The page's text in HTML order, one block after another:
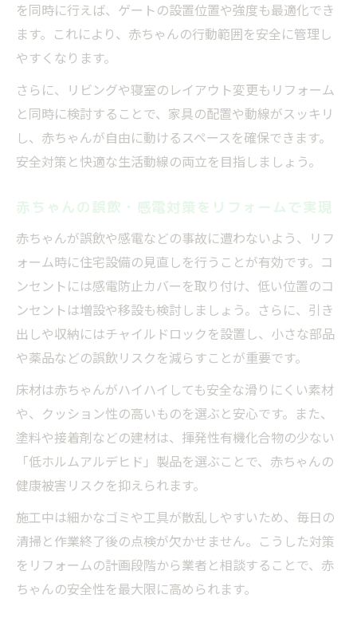
を同時に行えば、ゲートの設置位置や強度も最適化でき
ます。これにより、赤ちゃんの行動範囲を安全に管理し
やすくなります。
さらに、リビングや寝室のレイアウト変更もリフォーム
と同時に検討することで、家具の配置や動線がスッキリ
し、赤ちゃんが自由に動けるスペースを確保できます。
安全対策と快適な生活動線の両立を目指しましょう。
赤ちゃんの誤飲・感電対策をリフォームで実現
赤ちゃんが誤飲や感電などの事故に遭わないよう、リフ
ォーム時に住宅設備の見直しを行うことが有効です。コ
ンセントには感電防止カバーを取り付け、低い位置のコ
ンセントは増設や移設も検討しましょう。さらに、引き
出しや収納にはチャイルドロックを設置し、小さな部品
や薬品などの誤飲リスクを減らすことが重要です。
床材は赤ちゃんがハイハイしても安全な滑りにくい素材
や、クッション性の高いものを選ぶと安心です。また、
塗料や接着剤などの建材は、揮発性有機化合物の少ない
「低ホルムアルデヒド」製品を選ぶことで、赤ちゃんの
健康被害リスクを抑えられます。
施工中は細かなゴミや工具が散乱しやすいため、毎日の
清掃と作業終了後の点検が欠かせません。こうした対策
をリフォームの計画段階から業者と相談することで、赤
ちゃんの安全性を最大限に高められます。